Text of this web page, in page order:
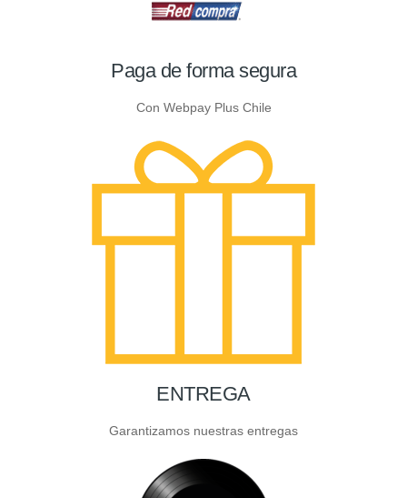
Paga de forma segura
Con Webpay Plus Chile
ENTREGA
Garantizamos nuestras entregas